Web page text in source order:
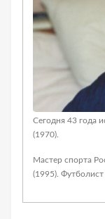
Сегодня 43 года
(1970).
Мастер спорта
(1995). Футболист